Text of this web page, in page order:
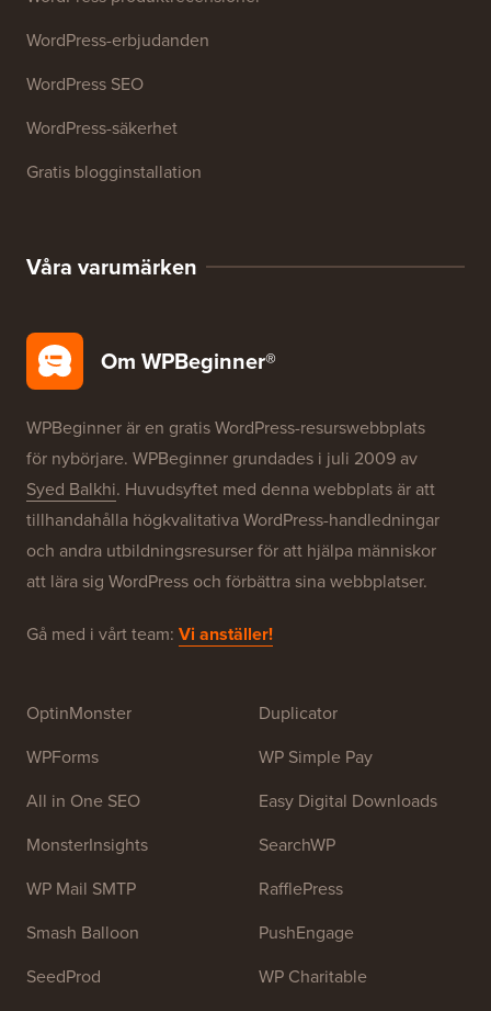
Resurser
WordPress-kurser
WordPress-ordlista
WordPress produktrecensioner
WordPress SEO
Gratis blogginstallation
Våra varumärken
Om WPBeginner®
för nybörjare. WPBeginner grundades i juli 2009 av
och andra utbildningsresurser för att hjälpa människor
att lära sig WordPress och förbättra sina webbplatser.
Gå med i vårt team: Vi anställer!
OptinMonster
WPForms
Duplicator
WP Simple Pay